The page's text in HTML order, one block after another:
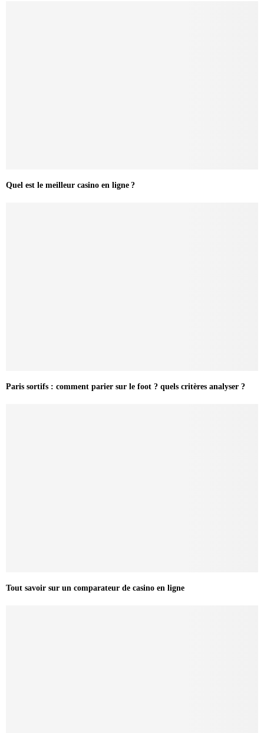
Quel est le meilleur casino en ligne ?
Paris sortifs : comment parier sur le foot ? quels critères analyser ?
Tout savoir sur un comparateur de casino en ligne